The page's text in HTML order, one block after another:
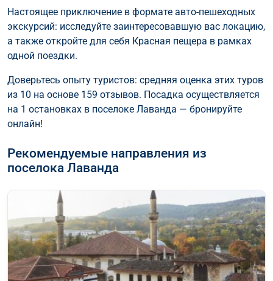
Настоящее приключение в формате авто-пешеходных
экскурсий: исследуйте заинтересовавшую вас локацию,
а также откройте для себя Красная пещера в рамках
одной поездки.
Доверьтесь опыту туристов: средняя оценка этих туров
из 10 на основе 159 отзывов. Посадка осуществляется
на 1 остановках в поселоке Лаванда — бронируйте
онлайн!
Рекомендуемые направления из
поселока Лаванда